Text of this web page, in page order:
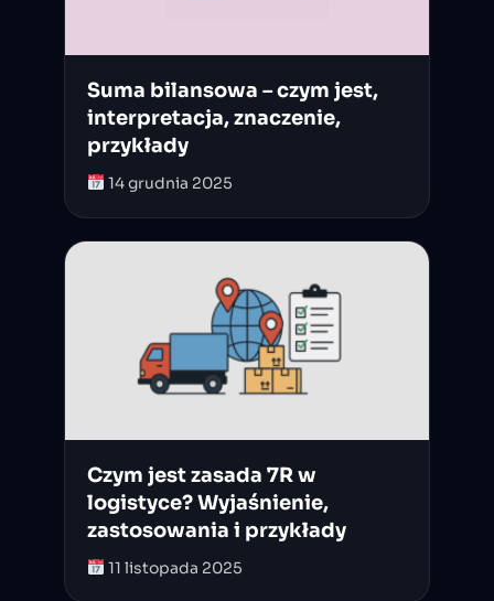
Suma bilansowa – czym jest,
interpretacja, znaczenie,
przykłady
14 grudnia 2025
Czym jest zasada 7R w
logistyce? Wyjaśnienie,
zastosowania i przykłady
11 listopada 2025